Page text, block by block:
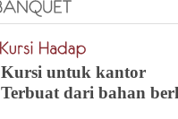
Kursi untuk kantor
Terbuat dari bahan